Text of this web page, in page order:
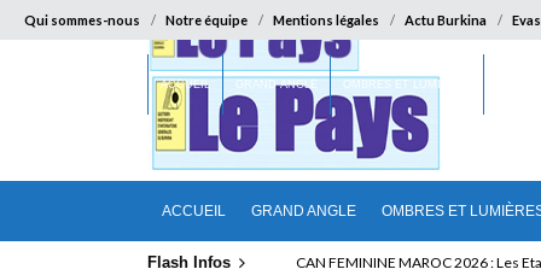
Qui sommes-nous Notre équipe Mentions légales Actu Burkina
ACCUEIL GRAND ANGLE OMBRES ET
ACCUEIL GRAND ANGLE OMBRES ET LUMIÈRES
Flash Infos FORTE CAUTION POUR LE VISA